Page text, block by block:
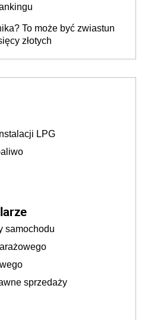
To może być zwiastun
złotych
LPG
samochodu
sprzedaży